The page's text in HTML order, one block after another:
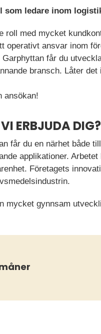
som ledare inom
roll med mycket
operativt ansvar inom
får du
bransch. Låter det
ansökan!
ERBJUDA DIG?
får du en närhet både
applikationer.
Företagets
mycket gynnsam